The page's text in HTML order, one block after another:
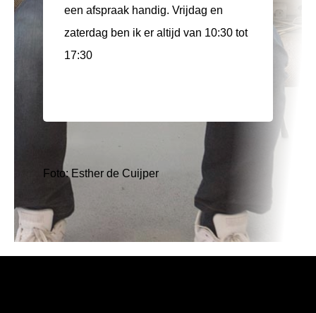
een afspraak handig. Vrijdag en
zaterdag ben ik er altijd van 10:30 tot
17:30
Foto: Esther de Cuijper